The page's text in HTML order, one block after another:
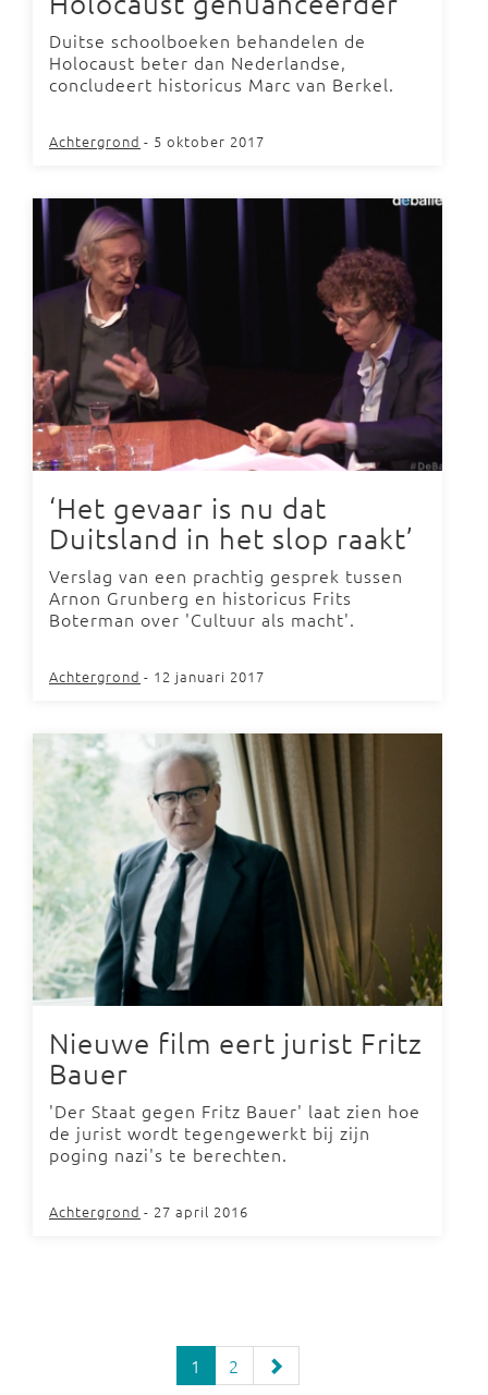
Duitse schoolboeken behandelen de
Holocaust beter dan Nederlandse,
concludeert historicus Marc van Berkel.
Achtergrond - 5 oktober 2017
‘Het gevaar is nu dat
Duitsland in het slop raakt’
Verslag van een prachtig gesprek tussen
Arnon Grunberg en historicus Frits
Boterman over 'Cultuur als macht'.
Achtergrond - 12 januari 2017
Nieuwe film eert jurist Fritz
Bauer
'Der Staat gegen Fritz Bauer' laat zien hoe
de jurist wordt tegengewerkt bij zijn
poging nazi's te berechten.
Achtergrond - 27 april 2016
1 2